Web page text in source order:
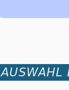
AUSWAHL